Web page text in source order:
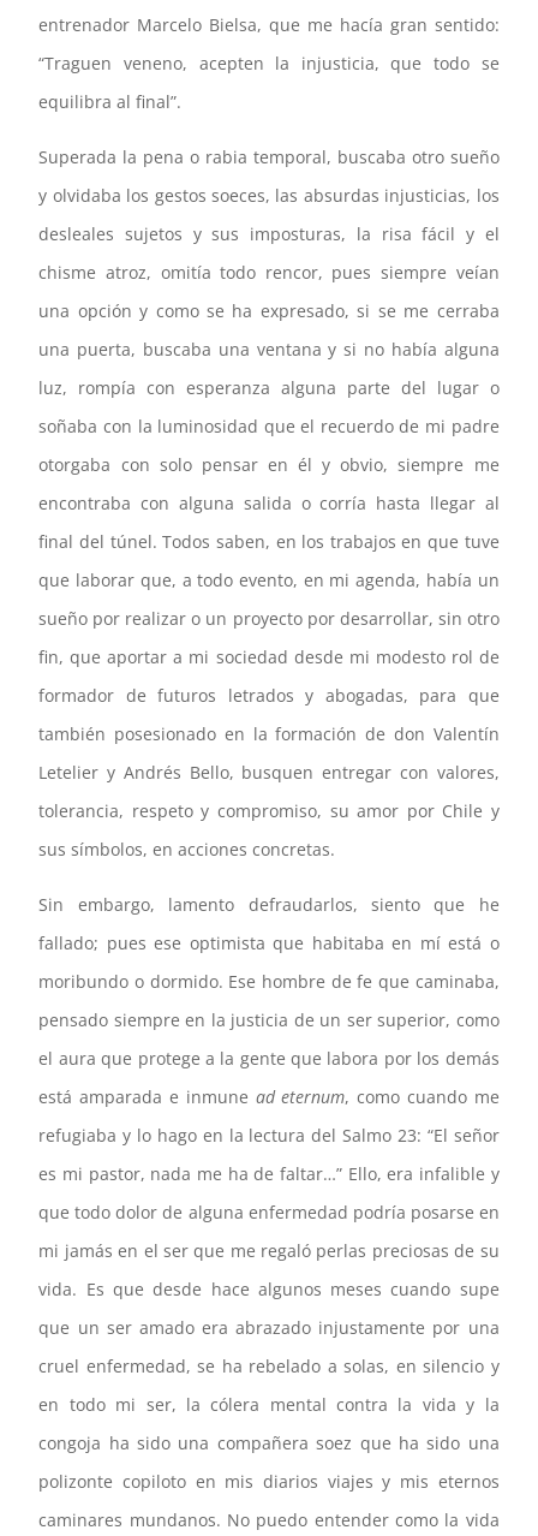
entrenador Marcelo Bielsa, que me hacía gran sentido:
“Traguen veneno, acepten la injusticia, que todo se
equilibra al final”.
Superada la pena o rabia temporal, buscaba otro sueño
y olvidaba los gestos soeces, las absurdas injusticias, los
desleales sujetos y sus imposturas, la risa fácil y el
chisme atroz, omitía todo rencor, pues siempre veían
una opción y como se ha expresado, si se me cerraba
una puerta, buscaba una ventana y si no había alguna
luz, rompía con esperanza alguna parte del lugar o
soñaba con la luminosidad que el recuerdo de mi padre
otorgaba con solo pensar en él y obvio, siempre me
encontraba con alguna salida o corría hasta llegar al
final del túnel. Todos saben, en los trabajos en que tuve
que laborar que, a todo evento, en mi agenda, había un
sueño por realizar o un proyecto por desarrollar, sin otro
fin, que aportar a mi sociedad desde mi modesto rol de
formador de futuros letrados y abogadas, para que
también posesionado en la formación de don Valentín
Letelier y Andrés Bello, busquen entregar con valores,
tolerancia, respeto y compromiso, su amor por Chile y
sus símbolos, en acciones concretas.
Sin embargo, lamento defraudarlos, siento que he
fallado; pues ese optimista que habitaba en mí está o
moribundo o dormido. Ese hombre de fe que caminaba,
pensado siempre en la justicia de un ser superior, como
el aura que protege a la gente que labora por los demás
está amparada e inmune ad eternum, como cuando me
refugiaba y lo hago en la lectura del Salmo 23: “El señor
es mi pastor, nada me ha de faltar…” Ello, era infalible y
que todo dolor de alguna enfermedad podría posarse en
mi jamás en el ser que me regaló perlas preciosas de su
vida. Es que desde hace algunos meses cuando supe
que un ser amado era abrazado injustamente por una
cruel enfermedad, se ha rebelado a solas, en silencio y
en todo mi ser, la cólera mental contra la vida y la
congoja ha sido una compañera soez que ha sido una
polizonte copiloto en mis diarios viajes y mis eternos
caminares mundanos. No puedo entender como la vida